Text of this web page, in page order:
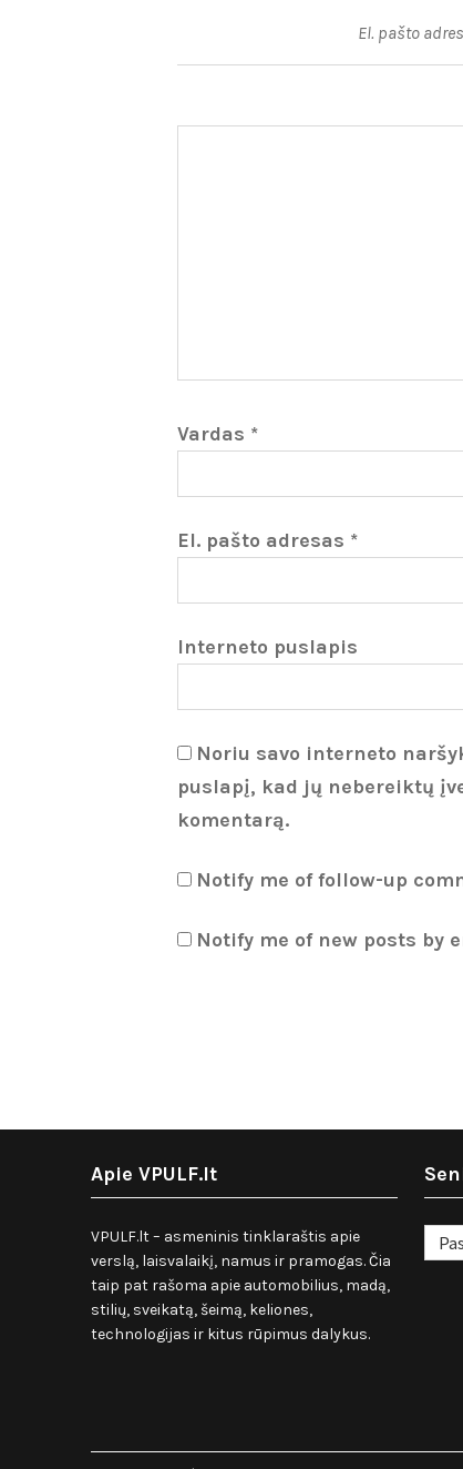
El. pašto
Vardas *
El. pašto adresas *
Interneto puslapis
Noriu savo interneto
puslapį, kad jų nebereiktų
komentarą.
Notify me of follow-up
Notify me of new posts by
Apie VPULF.lt
VPULF.lt – asmeninis tinklaraštis apie
verslą, laisvalaikį, namus ir pramogas. Čia
taip pat rašoma apie automobilius, madą,
stilių, sveikatą, šeimą, keliones,
technologijas ir kitus rūpimus dalykus.
Seni